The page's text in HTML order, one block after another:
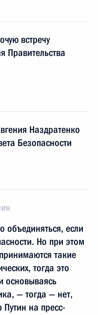
встречу
Правительства
Наздратенко
Безопасности
если
Но при этом
такие
тогда это
основываясь
— тогда — нет,
на пресс-